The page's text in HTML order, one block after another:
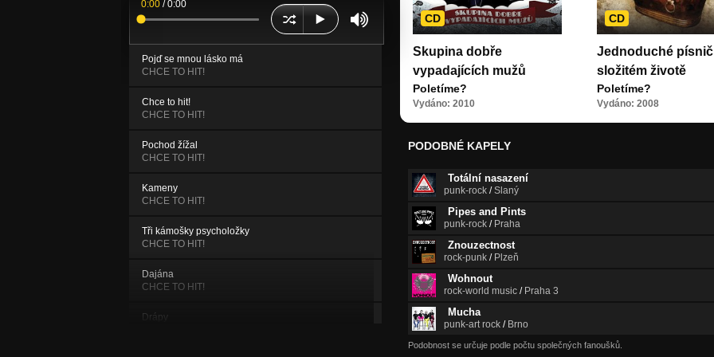
0:00 /0:00
Pojď se mnou lásko má
CHCE TO HIT!
Chce to hit!
CHCE TO HIT!
Pochod žížal
CHCE TO HIT!
Kameny
CHCE TO HIT!
Tři kámošky psycholožky
CHCE TO HIT!
Dajána
CHCE TO HIT!
Drápy
CD
Skupina dobře
vypadajících mužů
Poletíme?
Vydáno: 2010
CD
Jednoduché
složitém životě
Poletíme?
Vydáno: 2008
PODOBNÉ KAPELY
Totální nasazení
punk-rock /Slaný
Pipes and Pints
punk-rock / Praha
Znouzectnost
rock-punk / Plzeň
Wohnout
rock-world music / Praha 3
Mucha
punk-art rock / Brno
Podobnost se určuje podle počtu společných fanoušků.